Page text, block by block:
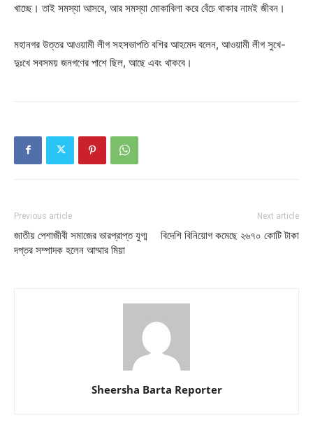
খাচ্ছে। তাই সমস্যা আসবে, আর সমস্যা মোকাবিলা করে বেঁচে থাকার নামই জীবন।
মহানগর উত্তর আওয়ামী লীগ সহসভাপতি বশির আহমেদ বলেন, আওয়ামী লীগ সুখে-
দুঃখে সবসময় জনগণের পাশে ছিল, আছে এবং থাকবে।
Previous article
জাতীয় পেশাজীবী সমাজের ভারপ্রাপ্ত যুগ্ম
দপ্তর সম্পাদক হলেন আম্মার মিয়া
Next article
বিদেশি বিনিয়োগ কমেছে ২৬৭০ কোটি টাকা
Sheersha Barta Reporter